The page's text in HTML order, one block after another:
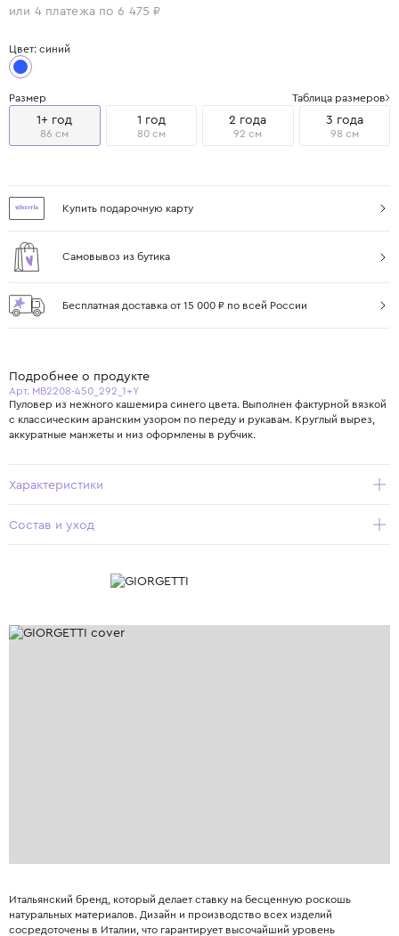
или 4 платежа по 6 475 ₽
Цвет: синий
Размер Таблица размеров
1+ год
86 см
1 год
80 см
2 года
92 см
3 года
98 см
Купить подарочную карту
Самовывоз из бутика
Бесплатная доставка от 15 000 ₽ по всей России
Подробнее о продукте
Арт. MB2208-450_292_1+Y
Пуловер из нежного кашемира синего цвета. Выполнен фактурной вязкой
с классическим аранским узором по переду и рукавам. Круглый вырез,
аккуратные манжеты и низ оформлены в рубчик.
Характеристики
Состав и уход
Итальянский бренд, который делает ставку на бесценную роскошь
натуральных материалов. Дизайн и производство всех изделий
сосредоточены в Италии, что гарантирует высочайший уровень